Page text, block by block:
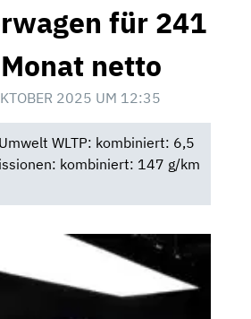
für 241
netto
2025 UM 12:35
WLTP: kombiniert: 6,5
kombiniert: 147 g/km